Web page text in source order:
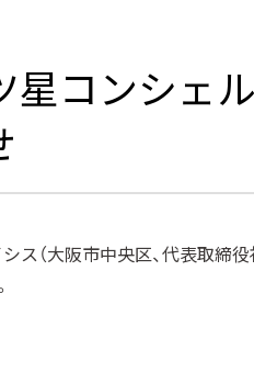
コンシェ
ス（大阪市中央区、代表取締